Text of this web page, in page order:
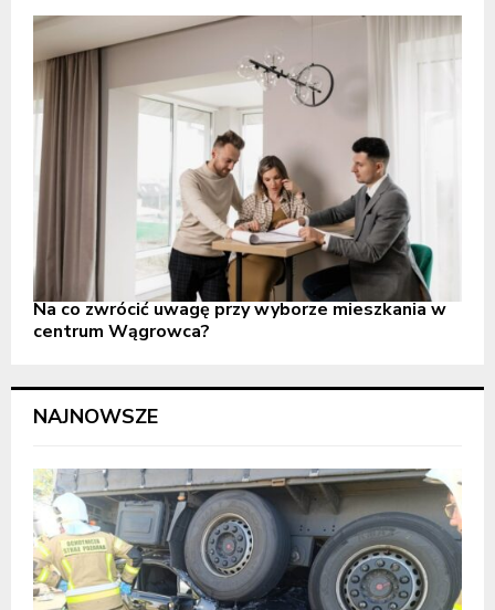
Na co zwrócić uwagę przy wyborze mieszkania w
centrum Wągrowca?
NAJNOWSZE